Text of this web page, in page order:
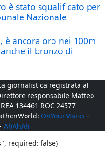
è stato squalificato per
Nazionale
è ancora oro nei 100m
il bronzo di
giornalistica registrata al
responsabile Matteo
134461 ROC 24577
OnYourMarks -
- AhAhAh
required: false)